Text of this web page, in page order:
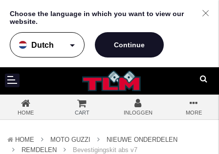
Choose the language in which you want to view our
website.
arrow_drop_down
HOME CART INLOGGEN MORE
HOME MOTO GUZZI
NIEUWE ONDERDELEN
REMDELEN
Bevestigingskit abs v7